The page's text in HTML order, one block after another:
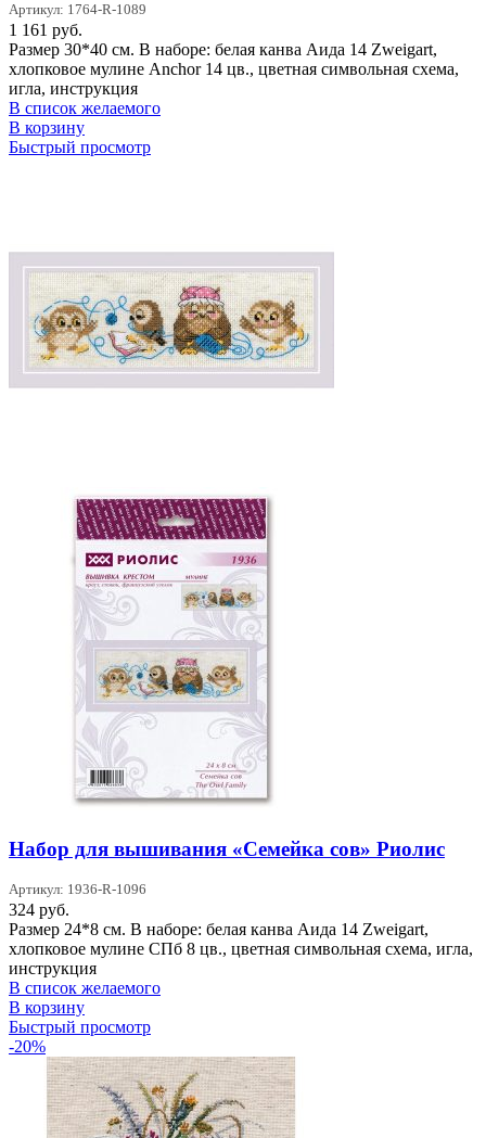
Артикул: 1764-R-1089
1 161 руб.
Размер 30*40 см. В наборе: белая канва Аида 14 Zweigart,
хлопковое мулине Anchor 14 цв., цветная символьная схема,
игла, инструкция
В список желаемого
В корзину
Быстрый просмотр
Набор для вышивания «Семейка сов» Риолис
Артикул: 1936-R-1096
324 руб.
Размер 24*8 см. В наборе: белая канва Аида 14 Zweigart,
хлопковое мулине СПб 8 цв., цветная символьная схема, игла,
инструкция
В список желаемого
В корзину
Быстрый просмотр
-20%